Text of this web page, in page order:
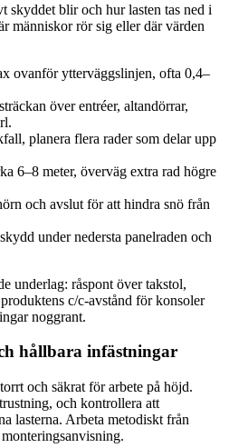
skyddet blir och hur lasten tas ned i
människor rör sig eller där värden
ovanför ytterväggslinjen, ofta 0,4–
över entréer, altandörrar,
planera flera rader som delar upp
6–8 meter, överväg extra rad högre
och avslut för att hindra snö från
under nedersta panelraden och
underlag: råspont över takstol,
c/c-avstånd för konsoler
noggrant.
hållbara infästningar
och säkrat för arbete på höjd.
och kontrollera att
lasterna. Arbeta metodiskt från